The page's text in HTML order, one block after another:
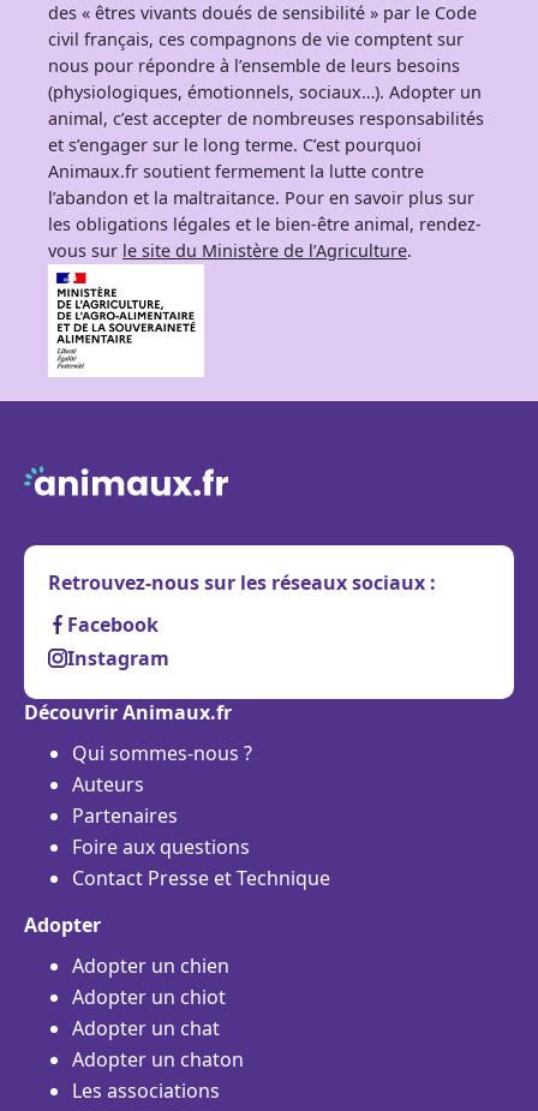
des « êtres vivants doués de sensibilité » par le Code
civil français, ces compagnons de vie comptent sur
nous pour répondre à l’ensemble de leurs besoins
(physiologiques, émotionnels, sociaux…). Adopter un
animal, c’est accepter de nombreuses responsabilités
et s’engager sur le long terme. C’est pourquoi
Animaux.fr soutient fermement la lutte contre
l’abandon et la maltraitance. Pour en savoir plus sur
les obligations légales et le bien-être animal, rendez-
vous sur le site du Ministère de l’Agriculture.
Retrouvez-nous sur les réseaux sociaux :
Facebook
Instagram
Découvrir Animaux.fr
Qui sommes-nous ?
Auteurs
Partenaires
Foire aux questions
Contact Presse et Technique
Adopter
Adopter un chien
Adopter un chiot
Adopter un chat
Adopter un chaton
Les associations